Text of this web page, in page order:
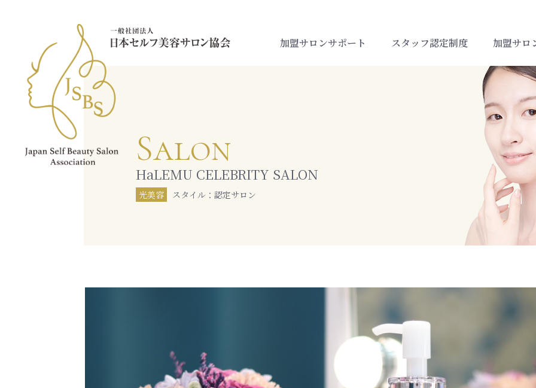
加盟サロンサポート スタッフ認定制度 加盟サロ
Salon
HaLEMU CELEBRITY SALON
光美容 スタイル：認定サロン